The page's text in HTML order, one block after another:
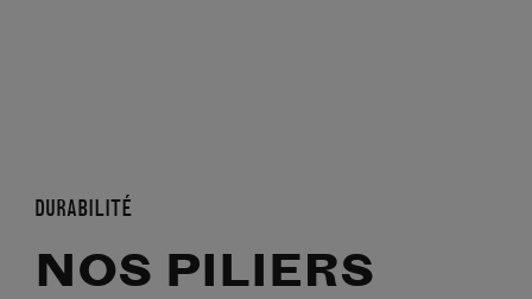
DURABILITÉ
NOS PILIERS